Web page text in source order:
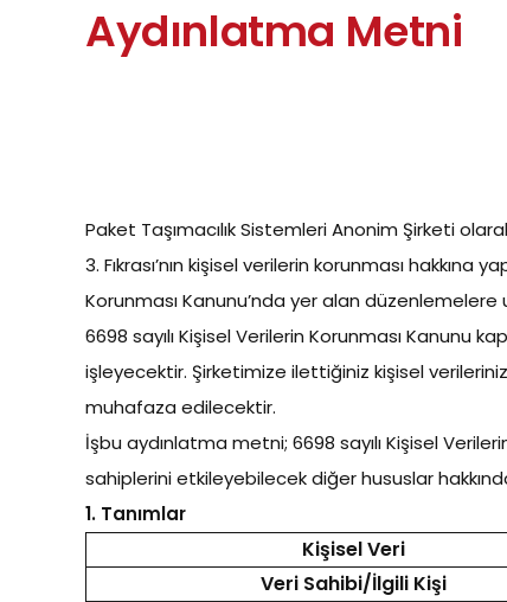
Aydınlatma Metni
Paket Taşımacılık Sistemleri Anonim Şirketi
3. Fıkrası’nın kişisel verilerin korunması
Korunması Kanunu’nda yer alan
6698 sayılı Kişisel Verilerin Korunması Kanunu
işleyecektir. Şirketimize ilettiğiniz kişisel
muhafaza edilecektir.
İşbu aydınlatma metni; 6698 sayılı Kişisel
sahiplerini etkileyebilecek diğer hususlar
1. Tanımlar
Kişisel Veri
Veri Sahibi/İlgili Kişi